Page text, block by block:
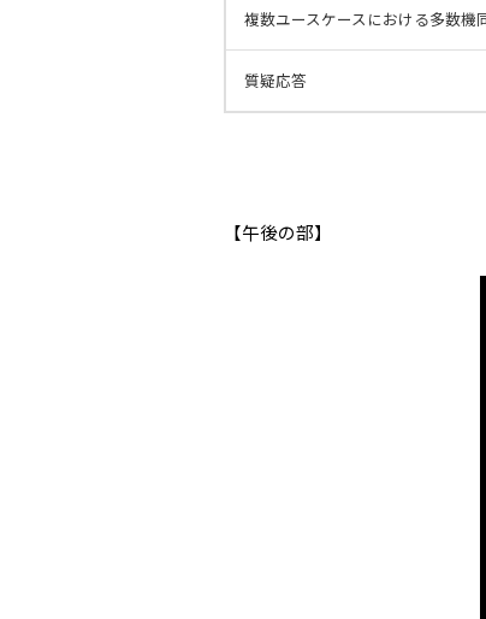
複数ユースケースにおける多数
質疑応答
【午後の部】